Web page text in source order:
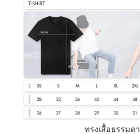
ทรงเสื้อธรรมดา